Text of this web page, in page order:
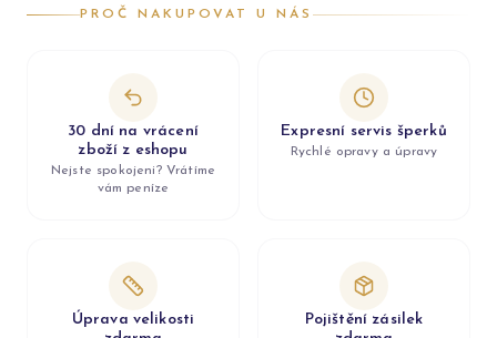
PROČ NAKUPOVAT U NÁS
30 dní na vrácení
zboží z eshopu
Nejste spokojeni? Vrátíme
vám peníze
Expresní servis šperků
Rychlé opravy a úpravy
Úprava velikosti
Pojištění zásilek